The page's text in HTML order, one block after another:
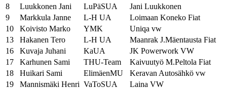
8
Luukkonen Jani LuPäSUA
Jani Luukkonen
9
Markkula Janne L-H UA
Loimaan Koneko Fiat
10
Koivisto Marko YMK
Uniqa vw
13
Hakanen Tero L-H UA
Maanrak J.Mäentausta Fiat
16
Kuvaja Juhani KaUA
JK Powerwork VW
17
Karhunen Sami THU-Team
Kaivuutyö M.Peltola Fiat
18
Huikari Sami ElimäenMU
Keravan Autosähkö vw
19
Mannismäki Henri VaToSUA
Laina VW